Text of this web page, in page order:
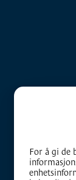
For å gi de